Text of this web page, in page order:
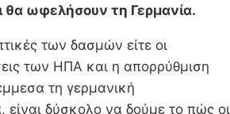
θα ωφελήσουν τη Γερμανία.
των δασμών είτε οι
των ΗΠΑ και η απορρύθμιση
τη γερμανική
είναι δύσκολο να δούμε το πώς οι